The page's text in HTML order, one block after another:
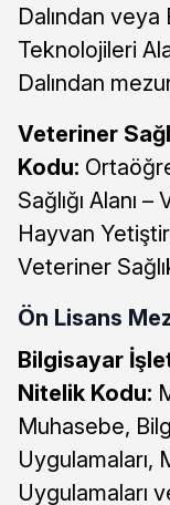
Dalından
Teknolojileri
Dalından
Veteriner
Kodu:
Sağlığı Alanı
Hayvan
Veteriner
Ön Lisans
Bilgisayar
Nitelik Kodu:
Muhasebe,
Uygulamaları,
Uygulamaları